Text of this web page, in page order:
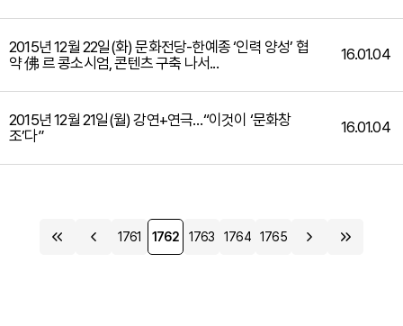
2015년 12월 22일(화) 문화전당-한예종 ‘인력 양성’ 협
약 佛 르 콩소시엄, 콘텐츠 구축 나서...
16.01.04
2015년 12월 21일(월) 강연+연극…“이것이 ‘문화창
조’다”
16.01.04
1761 1762 1763 1764 1765